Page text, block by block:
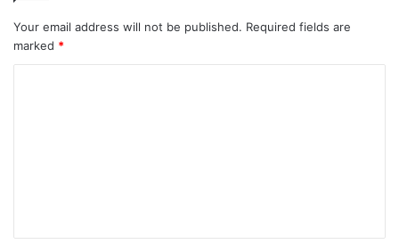
Your email address will not be published. Required fields are
marked *